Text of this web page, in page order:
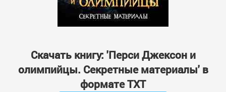
Скачать книгу: 'Перси Джексон и
олимпийцы. Секретные материалы' в
формате TXT